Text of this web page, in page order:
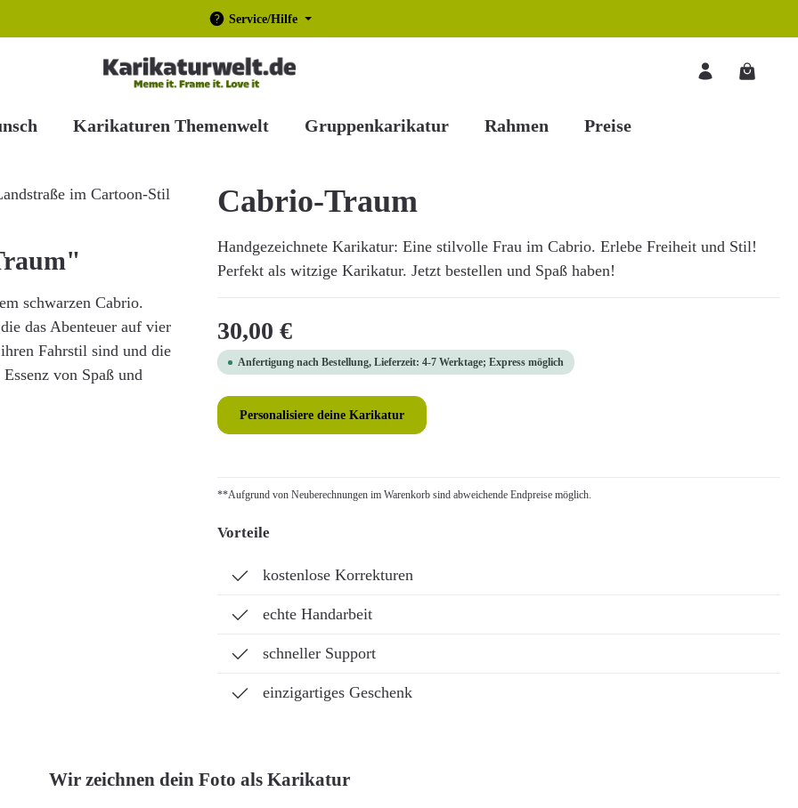
Service/Hilfe
Karikaturen Themenwelt Gruppenkarikatur Rahmen Preise
Cabrio-Traum
Handgezeichnete Karikatur: Eine stilvolle Frau im Cabrio. Erlebe Freiheit und Stil!
Perfekt als witzige Karikatur. Jetzt bestellen und Spaß haben!
Regulärer Preis:
30,00 €
Anfertigung nach Bestellung, Lieferzeit: 4-7 Werktage; Express möglich
Personalisiere deine Karikatur
**Aufgrund von Neuberechnungen im Warenkorb sind abweichende Endpreise möglich.
Vorteile
kostenlose Korrekturen
echte Handarbeit
schneller Support
einzigartiges Geschenk
schwarzen Cabrio.
das Abenteuer auf vier
Fahrstil sind und die
von Spaß und
Wir zeichnen dein Foto als Karikatur